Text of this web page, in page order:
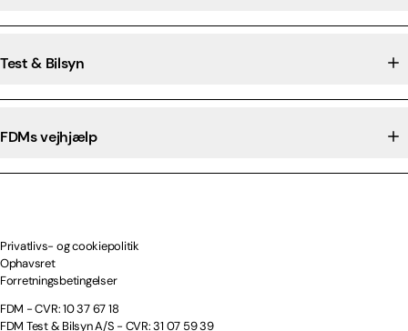
Test & Bilsyn
FDMs vejhjælp
Privatlivs- og cookiepolitik
Ophavsret
Forretningsbetingelser
FDM - CVR: 10 37 67 18
FDM Test & Bilsyn A/S - CVR: 31 07 59 39